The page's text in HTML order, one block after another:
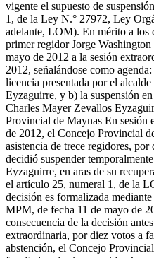
vigente el supuesto de
1, de la Ley N.° 27972, Ley
adelante, LOM). En mérito a los
primer regidor Jorge
mayo de 2012 a la sesión
2012, señalándose como
licencia presentada por el
Eyzaguirre, y b) la suspensión
Charles Mayer Zevallos
Provincial de Maynas En sesión
de 2012, el Concejo Provincial
asistencia de trece regidores,
decidió suspender
Eyzaguirre, en aras de su
el artículo 25, numeral 1, de la
decisión es formalizada
MPM, de fecha 11 de mayo de
consecuencia de la decisión
extraordinaria, por diez votos a
abstención, el Concejo